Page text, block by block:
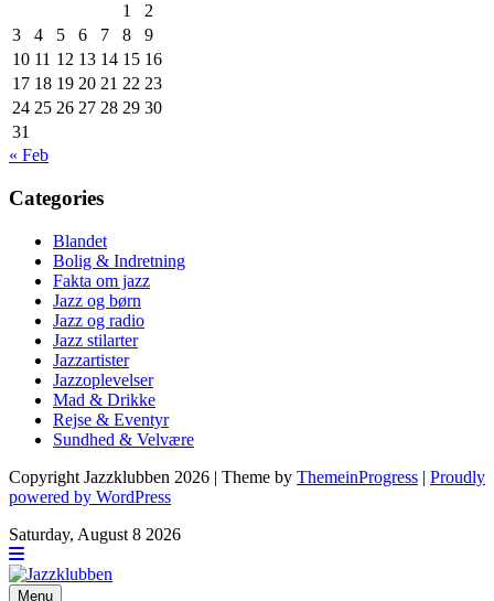
1
2
3
4 5 6 7 8
9
10 11 12 13 14 15 16
17 18 19 20 21 22 23
24 25 26 27 28 29 30
31
« Feb
Categories
Blandet
Bolig & Indretning
Fakta om jazz
Jazz og børn
Jazz og radio
Jazz stilarter
Jazzartister
Jazzoplevelser
Mad & Drikke
Rejse & Eventyr
Sundhed & Velvære
Copyright Jazzklubben 2026 | Theme by ThemeinProgress | Proudly
powered by WordPress
Saturday, August 8 2026
Menu